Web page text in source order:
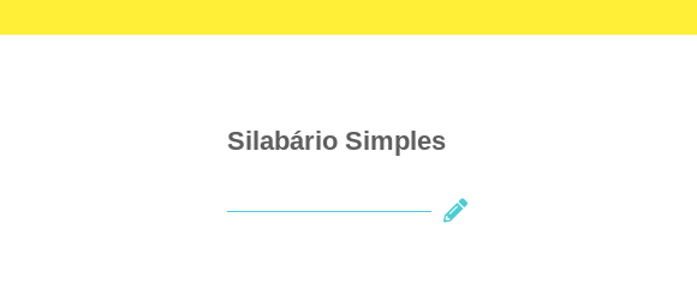
Silabário Simples